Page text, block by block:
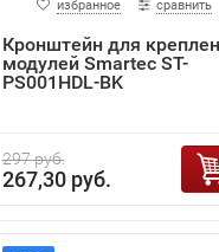
избранное сравнить
Кронштейн для
модулей Smartec ST-
PS001HDL-BK
297 руб.
267,30 руб.